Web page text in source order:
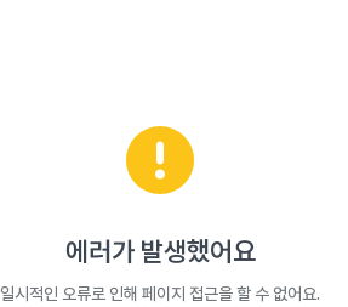
에러가 발생했어요
일시적인 오류로 인해 페이지 접근을 할 수 없어요.